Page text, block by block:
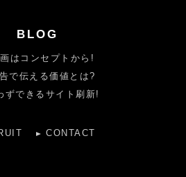
BLOG
はコンセプトから!
で伝える価値とは?
ずできるサイト刷新!
CONTACT